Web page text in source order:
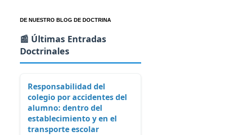
DE NUESTRO BLOG DE DOCTRINA
📰 Últimas Entradas
Doctrinales
Responsabilidad del
colegio por accidentes del
alumno: dentro del
establecimiento y en el
transporte escolar